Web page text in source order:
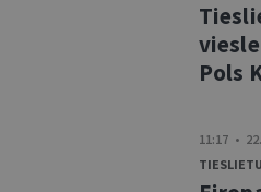
Pols
11:17 •